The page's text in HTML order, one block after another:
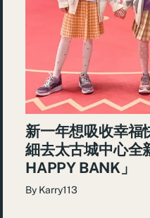
新一年想吸收幸福
細去太古城中心全
HAPPY BANK」
By Karry113